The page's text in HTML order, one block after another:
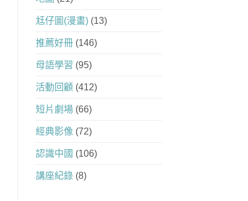
尪仔圖(漫畫)(13)
推薦好冊(146)
母語學習 (95)
活動回顧 (412)
短片劇場(66)
經典影像 (72)
認識中國 (106)
講座紀錄(8)